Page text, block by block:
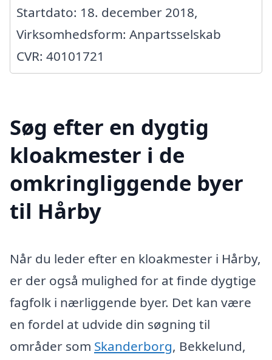
Startdato: 18. december 2018,
Virksomhedsform: Anpartsselskab
CVR: 40101721
Søg efter en dygtig
kloakmester i de
omkringliggende byer
til Hårby
Når du leder efter en kloakmester i Hårby,
er der også mulighed for at finde dygtige
fagfolk i nærliggende byer. Det kan være
en fordel at udvide din søgning til
områder som Skanderborg, Bekkelund,